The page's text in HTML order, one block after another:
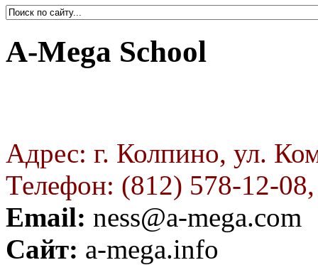
A-Mega School
Адрес: г. Колпино, ул.
Телефон: (812) 578-12-
Email: ness@a-mega.com
Сайт: a-mega.info